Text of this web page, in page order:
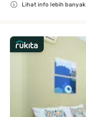
Lihat info lebih banyak